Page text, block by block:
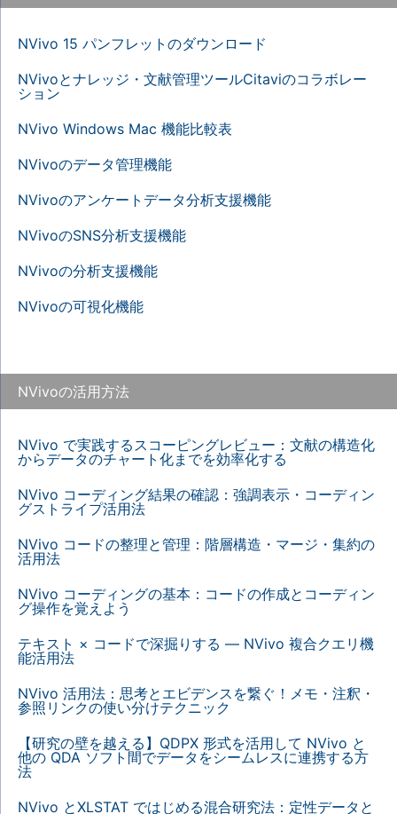
NVivo 15 パンフレットのダウンロード
NVivoとナレッジ・文献管理ツールCitaviのコラボレー
ション
NVivo Windows Mac 機能比較表
NVivoのデータ管理機能
NVivoのアンケートデータ分析支援機能
NVivoのSNS分析支援機能
NVivoの分析支援機能
NVivoの可視化機能
NVivoの活用方法
NVivo で実践するスコーピングレビュー：文献の構造化
からデータのチャート化までを効率化する
NVivo コーディング結果の確認：強調表示・コーディン
グストライプ活用法
NVivo コードの整理と管理：階層構造・マージ・集約の
活用法
NVivo コーディングの基本：コードの作成とコーディン
グ操作を覚えよう
テキスト × コードで深掘りする — NVivo 複合クエリ機
能活用法
NVivo 活用法：思考とエビデンスを繋ぐ！メモ・注釈・
参照リンクの使い分けテクニック
【研究の壁を越える】QDPX 形式を活用して NVivo と
他の QDA ソフト間でデータをシームレスに連携する方
法
NVivo とXLSTAT ではじめる混合研究法：定性データと